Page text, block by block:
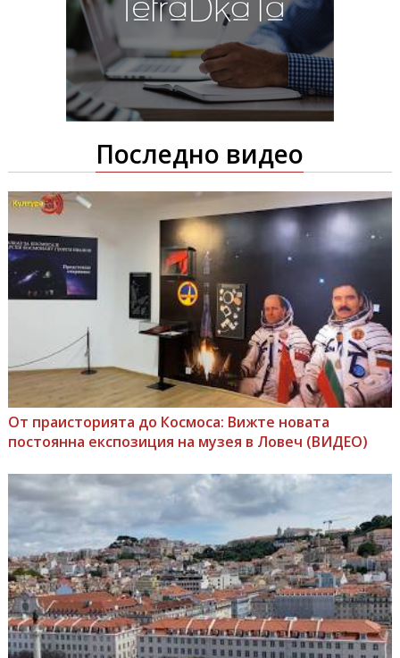
Последно видео
От праисторията до Космоса: Вижте новата
постоянна експозиция на музея в Ловеч (ВИДЕО)